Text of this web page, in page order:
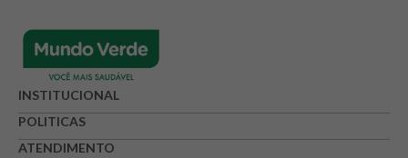
INSTITUCIONAL
POLITICAS
ATENDIMENTO